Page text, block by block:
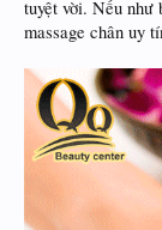
tuyệt vời. Nếu như
massage chân uy